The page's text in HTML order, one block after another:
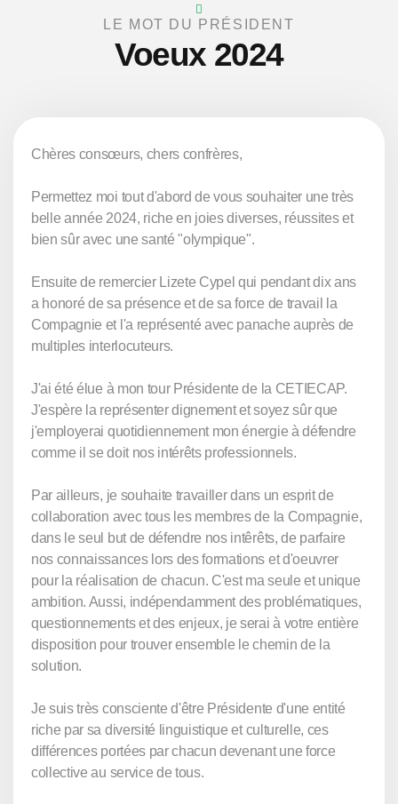
LE MOT DU PRÉSIDENT
Voeux 2024
Chères consœurs, chers confrères,
Permettez moi tout d'abord de vous souhaiter une très
belle année 2024, riche en joies diverses, réussites et
bien sûr avec une santé "olympique".
Ensuite de remercier Lizete Cypel qui pendant dix ans
a honoré de sa présence et de sa force de travail la
Compagnie et l'a représenté avec panache auprès de
multiples interlocuteurs.
J'ai été élue à mon tour Présidente de la CETIECAP.
J'espère la représenter dignement et soyez sûr que
j'employerai quotidiennement mon énergie à défendre
comme il se doit nos intérêts professionnels.
Par ailleurs, je souhaite travailler dans un esprit de
collaboration avec tous les membres de la Compagnie,
dans le seul but de défendre nos intêrêts, de parfaire
nos connaissances lors des formations et d'oeuvrer
pour la réalisation de chacun. C'est ma seule et unique
ambition. Aussi, indépendamment des problématiques,
questionnements et des enjeux, je serai à votre entière
disposition pour trouver ensemble le chemin de la
solution.
Je suis très consciente d'être Présidente d'une entité
riche par sa diversité linguistique et culturelle, ces
différences portées par chacun devenant une force
collective au service de tous.